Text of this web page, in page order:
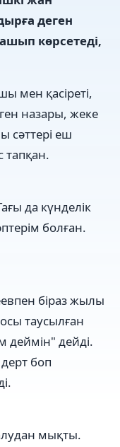
деген
көрсетеді,
мен қасіреті,
назары, жеке
сәттері еш
тапқан.
да күнделік
болған.
біраз жылы
таусылған
деймін" дейді.
боп
мықты.